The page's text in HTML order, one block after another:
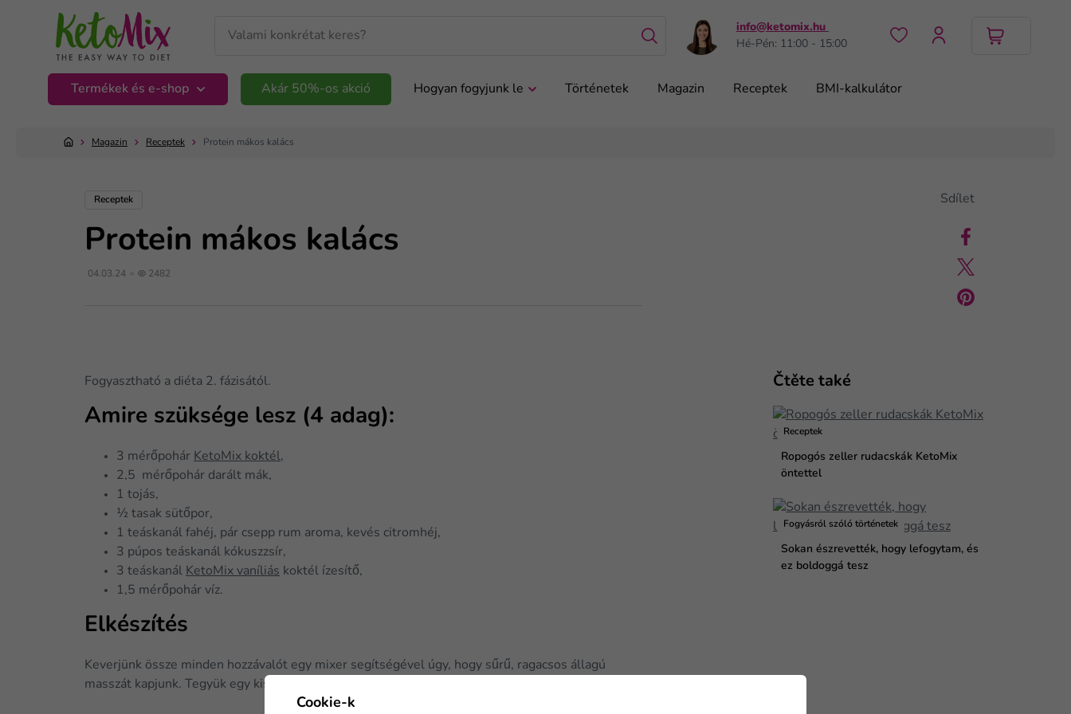
info@ketomix.hu
Hé-Pén: 11:00 - 15:00
Termékek és e-shop Akár 50%-os akció Hogyan fogyjunk le Történetek Magazin Receptek BMI-kalkulátor
Magazin Receptek Protein mákos kalács
Receptek
Protein mákos kalács
04.03.24 2482
Sdílet
Fogyasztható a diéta 2. fázisától.
Amire szüksége lesz (4 adag):
3 mérőpohár KetoMix koktél,
2,5 mérőpohár darált mák,
1 tojás,
½ tasak sütőpor,
1 teáskanál fahéj, pár csepp rum aroma, kevés citromhéj,
3 púpos teáskanál kókuszzsír,
3 teáskanál KetoMix vaníliás koktél ízesítő,
1,5 mérőpohár víz.
Elkészítés
Keverjünk össze minden hozzávalót egy mixer segítségével úgy, hogy sűrű, ragacsos állagú
masszát kapjunk. Tegyük egy kisebb tepsibe és 200°C-on 25 perc alatt süssük készre.
Čtěte také
Receptek
Ropogós zeller rudacskák KetoMix
öntettel
Fogyásról szóló történetek
Sokan észrevették, hogy lefogytam, és
ez boldoggá tesz
Cookie-k